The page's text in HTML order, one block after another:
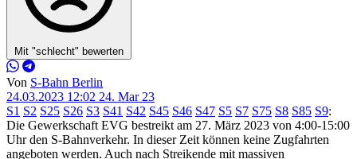
Mit "schlecht" bewerten
Von S-Bahn Berlin
24.03.2023 12:02 24. Mar 23
S1 S2 S25 S26 S3 S41 S42 S45 S46 S47 S5 S7 S75 S8 S85 S9:
Die Gewerkschaft EVG bestreikt am 27. März 2023 von 4:00-15:00
Uhr den S-Bahnverkehr. In dieser Zeit können keine Zugfahrten
angeboten werden. Auch nach Streikende mit massiven